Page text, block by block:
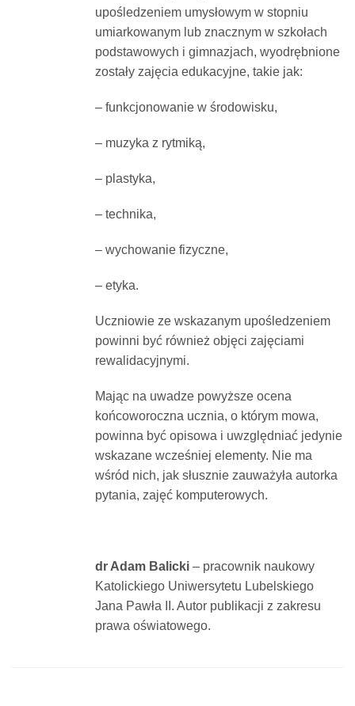
upośledzeniem umysłowym w stopniu
umiarkowanym lub znacznym w szkołach
podstawowych i gimnazjach, wyodrębnione
zostały zajęcia edukacyjne, takie jak:
– funkcjonowanie w środowisku,
– muzyka z rytmiką,
– plastyka,
– technika,
– wychowanie fizyczne,
– etyka.
Uczniowie ze wskazanym upośledzeniem
powinni być również objęci zajęciami
rewalidacyjnymi.
Mając na uwadze powyższe ocena
końcoworoczna ucznia, o którym mowa,
powinna być opisowa i uwzględniać jedynie
wskazane wcześniej elementy. Nie ma
wśród nich, jak słusznie zauważyła autorka
pytania, zajęć komputerowych.
dr Adam Balicki– pracownik naukowy
Katolickiego Uniwersytetu Lubelskiego
Jana Pawła II. Autor publikacji z zakresu
prawa oświatowego.